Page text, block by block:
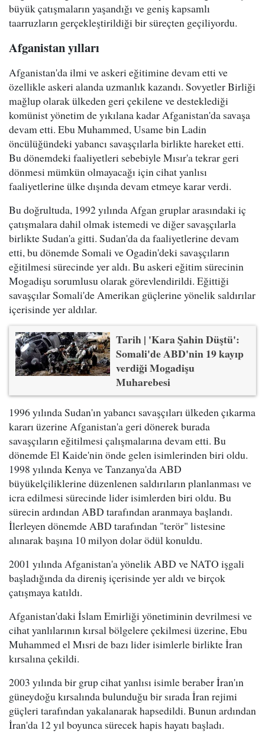
büyük çatışmaların yaşandığı ve geniş kapsamlı
taarruzların gerçekleştirildiği bir süreçten geçiliyordu.
Afganistan yılları
Afganistan'da ilmi ve askeri eğitimine devam etti ve
özellikle askeri alanda uzmanlık kazandı. Sovyetler Birliği
mağlup olarak ülkeden geri çekilene ve desteklediği
komünist yönetim de yıkılana kadar Afganistan'da savaşa
devam etti. Ebu Muhammed, Usame bin Ladin
öncülüğündeki yabancı savaşçılarla birlikte hareket etti.
Bu dönemdeki faaliyetleri sebebiyle Mısır'a tekrar geri
dönmesi mümkün olmayacağı için cihat yanlısı
faaliyetlerine ülke dışında devam etmeye karar verdi.
Bu doğrultuda, 1992 yılında Afgan gruplar arasındaki iç
çatışmalara dahil olmak istemedi ve diğer savaşçılarla
birlikte Sudan'a gitti. Sudan'da da faaliyetlerine devam
etti, bu dönemde Somali ve Ogadin'deki savaşçıların
eğitilmesi sürecinde yer aldı. Bu askeri eğitim sürecinin
Mogadişu sorumlusu olarak görevlendirildi. Eğittiği
savaşçılar Somali'de Amerikan güçlerine yönelik saldırılar
içerisinde yer aldılar.
Tarih | 'Kara Şahin Düştü':
Somali'de ABD'nin 19 kayıp
verdiği Mogadişu
Muharebesi
1996 yılında Sudan'ın yabancı savaşçıları ülkeden çıkarma
kararı üzerine Afganistan'a geri dönerek burada
savaşçıların eğitilmesi çalışmalarına devam etti. Bu
dönemde El Kaide'nin önde gelen isimlerinden biri oldu.
1998 yılında Kenya ve Tanzanya'da ABD
büyükelçiliklerine düzenlenen saldırıların planlanması ve
icra edilmesi sürecinde lider isimlerden biri oldu. Bu
sürecin ardından ABD tarafından aranmaya başlandı.
İlerleyen dönemde ABD tarafından "terör" listesine
alınarak başına 10 milyon dolar ödül konuldu.
2001 yılında Afganistan'a yönelik ABD ve NATO işgali
başladığında da direniş içerisinde yer aldı ve birçok
çatışmaya katıldı.
Afganistan'daki İslam Emirliği yönetiminin devrilmesi ve
cihat yanlılarının kırsal bölgelere çekilmesi üzerine, Ebu
Muhammed el Mısri de bazı lider isimlerle birlikte İran
kırsalına çekildi.
2003 yılında bir grup cihat yanlısı isimle beraber İran'ın
güneydoğu kırsalında bulunduğu bir sırada İran rejimi
güçleri tarafından yakalanarak hapsedildi. Bunun ardından
İran'da 12 yıl boyunca sürecek hapis hayatı başladı.